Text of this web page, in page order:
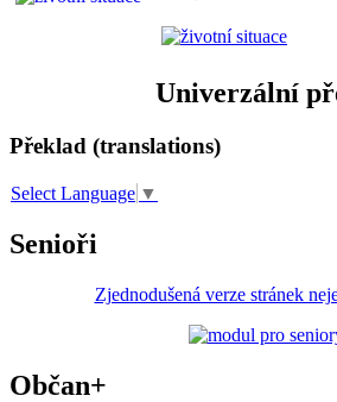
Univerzální
Překlad (translations)
Select Language ▼
Senioři
Zjednodušená verze stránek
Občan+